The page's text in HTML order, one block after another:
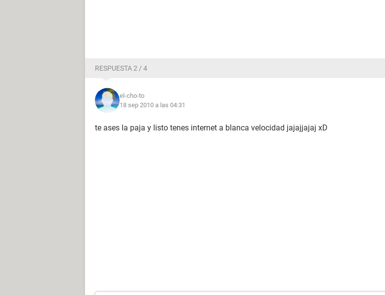
RESPUESTA 2 / 4
el-cho-to
18 sep 2010 a las 04:31
te ases la paja y listo tenes internet a blanca velocidad jajajjajaj xD